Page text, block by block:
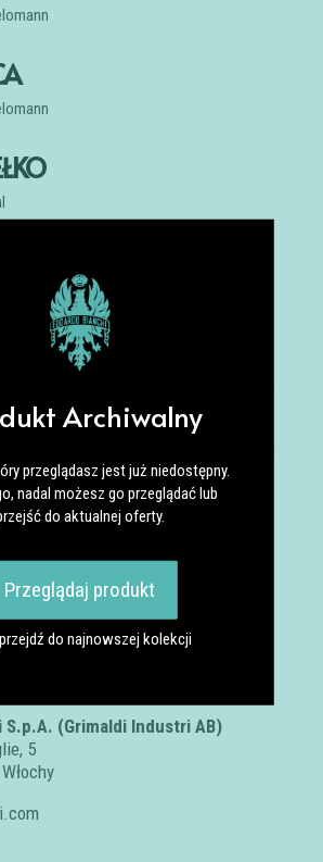
Archiwalny
przeglądasz jest już niedostępny.
nadal możesz go przeglądać lub
do aktualnej oferty.
Przeglądaj produkt
przejdź do najnowszej kolekcji
Stopka, Bagażnik, Przednie i Tylne
sobie prawo do drobnych
z opisem katalogowym.
to jest trudnościami z
łańcuchach dostaw. Niektóre
i szczegóły graficzne
w rzeczywistym modelu.
i ostrzeżenie
CE (zgodność z normami UE).
S.p.A. (Grimaldi Industri AB)
5